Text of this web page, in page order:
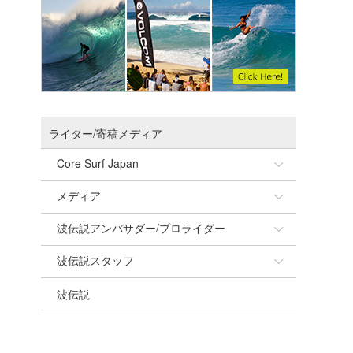
ライター/寄稿メディア
Core Surf Japan
Naoya Kimoto
mitsuteru Kamio
Yasunari Inoue
Yoshiyuki Obata
メディア
SURFMEDIA
Colors MAGAZINE
WAVAL
波伝説アンバサダー/プロライダー
福島寿実子
中浦“JET”章
波伝説スタッフ
☆加藤
波伝説